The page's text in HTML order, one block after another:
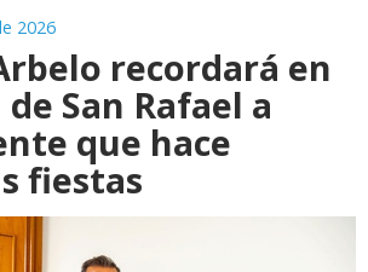
2026
recordará en
San Rafael a
que hace
fiestas